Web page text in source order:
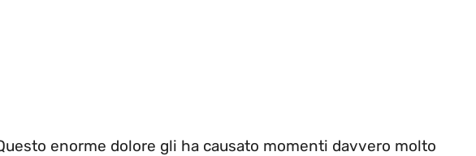
enorme dolore gli ha causato momenti davvero molto